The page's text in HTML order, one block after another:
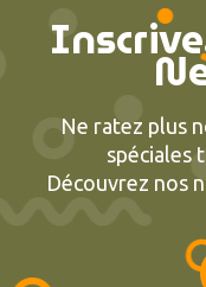
Ne ratez plus
spéciales
Découvrez nos